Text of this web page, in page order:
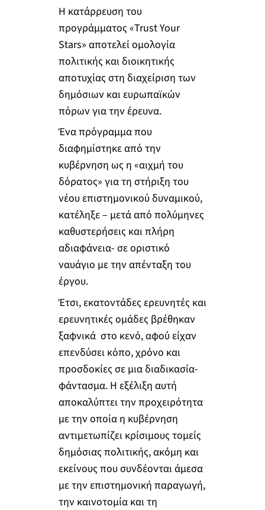
Η κατάρρευση του
προγράμματος «Trust Your
Stars» αποτελεί ομολογία
πολιτικής και διοικητικής
αποτυχίας στη διαχείριση των
δημόσιων και ευρωπαϊκών
πόρων για την έρευνα.
Ένα πρόγραμμα που
διαφημίστηκε από την
κυβέρνηση ως η «αιχμή του
δόρατος» για τη στήριξη του
νέου επιστημονικού δυναμικού,
κατέληξε – μετά από πολύμηνες
καθυστερήσεις και πλήρη
αδιαφάνεια- σε οριστικό
ναυάγιο με την απένταξη του
έργου.
Έτσι, εκατοντάδες ερευνητές και
ερευνητικές ομάδες βρέθηκαν
ξαφνικά στο κενό, αφού είχαν
επενδύσει κόπο, χρόνο και
προσδοκίες σε μια διαδικασία-
φάντασμα. Η εξέλιξη αυτή
αποκαλύπτει την προχειρότητα
με την οποία η κυβέρνηση
αντιμετωπίζει κρίσιμους τομείς
δημόσιας πολιτικής, ακόμη και
εκείνους που συνδέονται άμεσα
με την επιστημονική παραγωγή,
την καινοτομία και τη